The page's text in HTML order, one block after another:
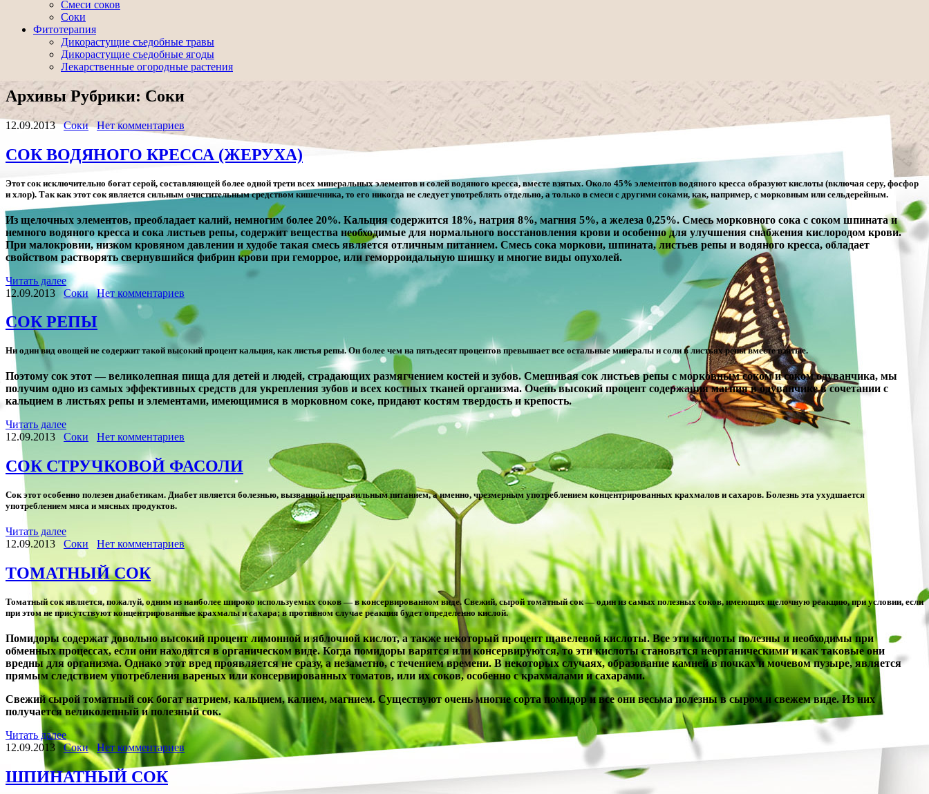
Смеси соков
Соки
Фитотерапия
Дикорастущие съедобные травы
Дикорастущие съедобные ягоды
Лекарственные огородные растения
Архивы Рубрики: Соки
12.09.2013 Соки Нет комментариев
СОК ВОДЯНОГО КРЕССА (ЖЕРУХА)
Этот сок исключительно богат серой, составляющей более одной трети всех минеральных элементов и солей водяного кресса, вместе взятых. Около 45% элементов водяного кресса образуют кислоты (включая серу, фосфор
и хлор). Так как этот сок является сильным очистительным средством кишечника, то его никогда не следует употреблять отдельно, а только в смеси с другими соками, как, например, с морковным или сельдерейным.
Из щелочных элементов, преобладает калий, немногим более 20%. Кальция содержится 18%, натрия 8%, магния 5%, а железа 0,25%. Смесь морковного сока с соком шпината и
немного водяного кресса и сока листьев репы, содержит вещества необходимые для нормального восстановления крови и особенно для улучшения снабжения кислородом крови.
При малокровии, низком кровяном давлении и худобе такая смесь является отличным питанием. Смесь сока моркови, шпината, листьев репы и водяного кресса, обладает
свойством растворять свернувшийся фибрин крови при геморрое, или геморроидальную шишку и многие виды опухолей.
Читать далее
12.09.2013
Соки Нет комментариев
СОК РЕПЫ
Ни один вид овощей не содержит такой высокий процент кальция, как листья репы. Он более чем на пятьдесят процентов превышает все остальные минералы и соли в листьях репы вместе взятые.
Поэтому сок этот — великолепная пища для детей и людей, страдающих размягчением костей и зубов. Смешивая сок листьев репы с морковным соком и соком одуванчика, мы
получим одно из самых эффективных средств для укрепления зубов и всех костных тканей организма. Очень высокий процент содержания магния в одуванчике в сочетании с
кальцием в листьях репы и элементами, имеющимися в морковном соке, придают костям твердость и крепость.
Читать далее
12.09.2013
Соки Нет комментариев
СОК СТРУЧКОВОЙ ФАСОЛИ
Сок этот особенно полезен диабетикам. Диабет является болезнью, вызванной неправильным питанием, а именно, чрезмерным употреблением концентрированных крахмалов и сахаров. Болезнь эта ухудшается
употреблением мяса и мясных продуктов.
Читать далее
12.09.2013
Соки Нет комментариев
ТОМАТНЫЙ СОК
Томатный сок является, пожалуй, одним из наиболее широко используемых соков — в консервированном виде. Свежий, сырой томатный сок — один из самых полезных соков, имеющих щелочную реакцию, при условии, если
при этом не присутствуют концентрированные крахмалы и сахара; в противном случае реакция будет определенно кислой.
Помидоры содержат довольно высокий процент лимонной и яблочной кислот, а также некоторый процент щавелевой кислоты. Все эти кислоты полезны и необходимы при
обменных процессах, если они находятся в органическом виде. Когда помидоры варятся или консервируются, то эти кислоты становятся неорганическими и как таковые они
вредны для организма. Однако этот вред проявляется не сразу, а незаметно, с течением времени. В некоторых случаях, образование камней в почках и мочевом пузыре, является
прямым следствием употребления вареных или консервированных томатов, или их соков, особенно с крахмалами и сахарами.
Свежий сырой томатный сок богат натрием, кальцием, калием, магнием. Существуют очень многие сорта помидор и все они весьма полезны в сыром и свежем виде. Из них
получается великолепный и полезный сок.
Читать далее
12.09.2013
Соки Нет комментариев
ШПИНАТНЫЙ СОК